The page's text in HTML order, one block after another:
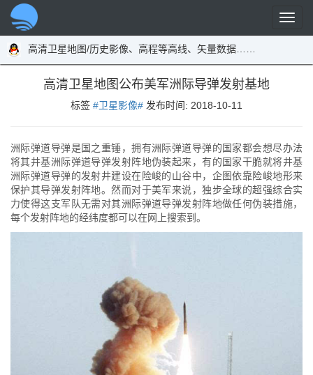
高清卫星地图/历史影像、高程等高线、矢量数据……
高清卫星地图公布美军洲际导弹发射基地
标签 #卫星影像# 发布时间: 2018-10-11
洲际弹道导弹是国之重锤，拥有洲际弹道导弹的国家都会想尽办法
将其井基洲际弹道导弹发射阵地伪装起来，有的国家干脆就将井基
洲际弹道导弹的发射井建设在险峻的山谷中，企图依靠险峻地形来
保护其导弹发射阵地。然而对于美军来说，独步全球的超强综合实
力使得这支军队无需对其洲际弹道导弹发射阵地做任何伪装措施，
每个发射阵地的经纬度都可以在网上搜索到。